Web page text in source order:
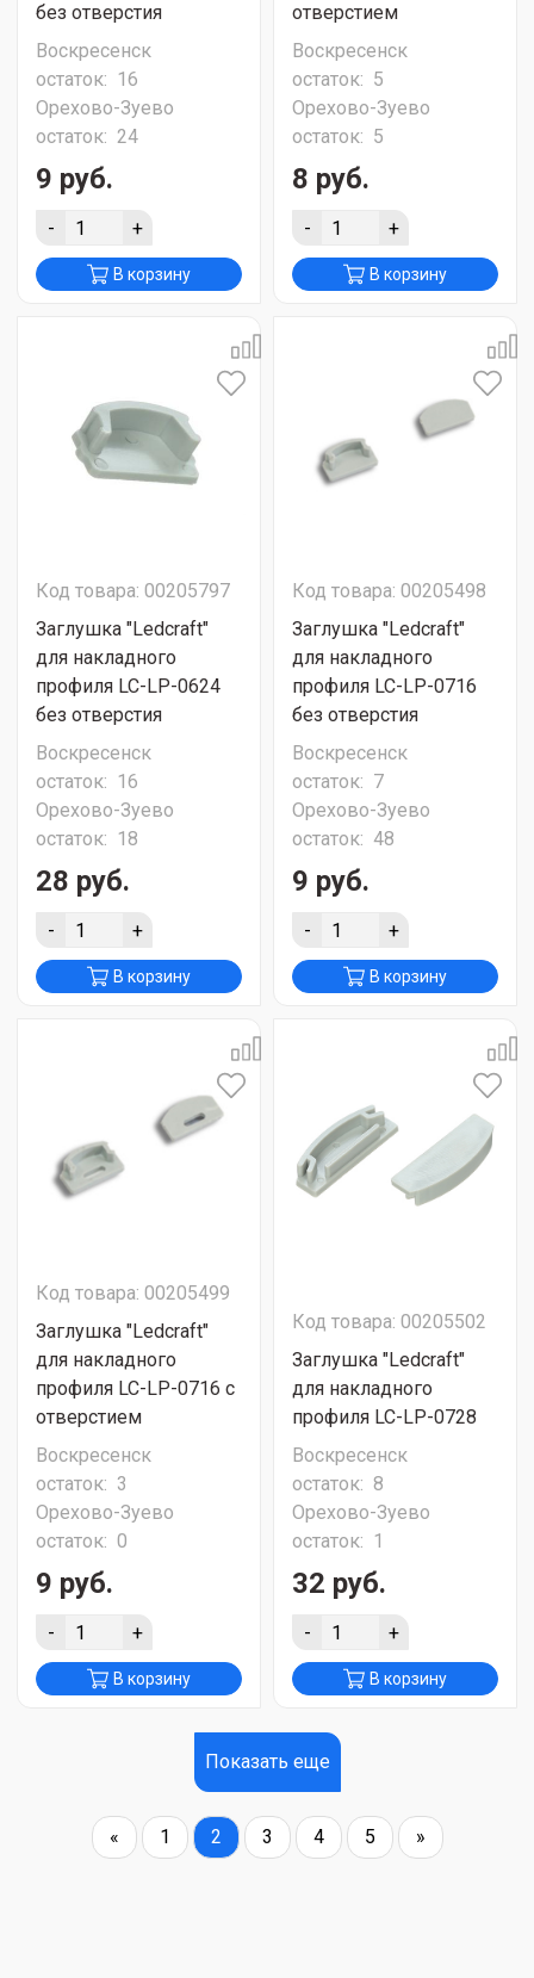
без отверстия
Воскресенск
остаток: 16
Орехово-Зуево
остаток: 24
9 руб.
- +
В корзину
отверстием
Воскресенск
остаток: 5
Орехово-Зуево
остаток: 5
8 руб.
- +
В корзину
Код товара: 00205797
Заглушка "Ledcraft"
для накладного
профиля LC-LP-0624
без отверстия
Воскресенск
остаток: 16
Орехово-Зуево
остаток: 18
28 руб.
- +
В корзину
Код товара: 00205498
Заглушка "Ledcraft"
для накладного
профиля LC-LP-0716
без отверстия
Воскресенск
остаток: 7
Орехово-Зуево
остаток: 48
9 руб.
- +
В корзину
Код товара: 00205499
Заглушка "Ledcraft"
для накладного
профиля LC-LP-0716 с
отверстием
Воскресенск
остаток: 3
Орехово-Зуево
остаток: 0
9 руб.
- +
В корзину
Код товара: 00205502
Заглушка "Ledcraft"
для накладного
профиля LC-LP-0728
Воскресенск
остаток: 8
Орехово-Зуево
остаток: 1
32 руб.
- +
В корзину
Показать еще
« 1 2 3 4 5 »